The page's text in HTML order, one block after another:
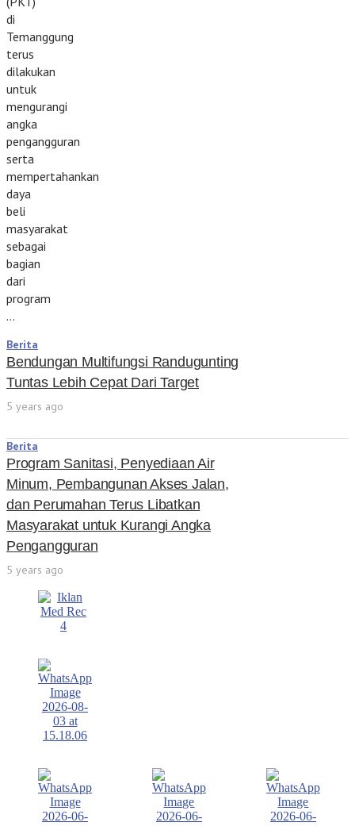
di
Temanggung
terus
dilakukan
untuk
mengurangi
angka
pengangguran
serta
mempertahankan
daya
beli
masyarakat
sebagai
bagian
dari
program
…
Berita
Bendungan Multifungsi Randugunting
Tuntas Lebih Cepat Dari Target
5 years ago
Berita
Program Sanitasi, Penyediaan Air
Minum, Pembangunan Akses Jalan,
dan Perumahan Terus Libatkan
Masyarakat untuk Kurangi Angka
Pengangguran
5 years ago